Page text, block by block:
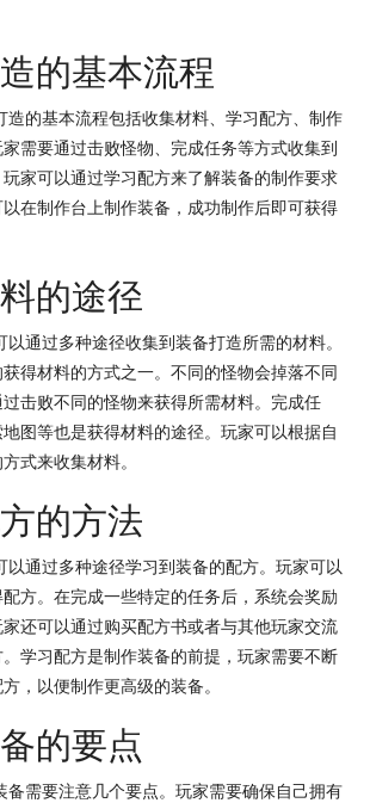
的基本流程
造的基本流程包括收集材料、学习配方、制作
需要通过击败怪物、完成任务等方式收集到
家可以通过学习配方来了解装备的制作要求
在制作台上制作装备，成功制作后即可获得
的途径
通过多种途径收集到装备打造所需的材料。
得材料的方式之一。不同的怪物会掉落不同
击败不同的怪物来获得所需材料。完成任
图等也是获得材料的途径。玩家可以根据自
式来收集材料。
的方法
以通过多种途径学习到装备的配方。玩家可以
方。在完成一些特定的任务后，系统会奖励
还可以通过购买配方书或者与其他玩家交流
学习配方是制作装备的前提，玩家需要不断
，以便制作更高级的装备。
的要点
备需要注意几个要点。玩家需要确保自己拥有